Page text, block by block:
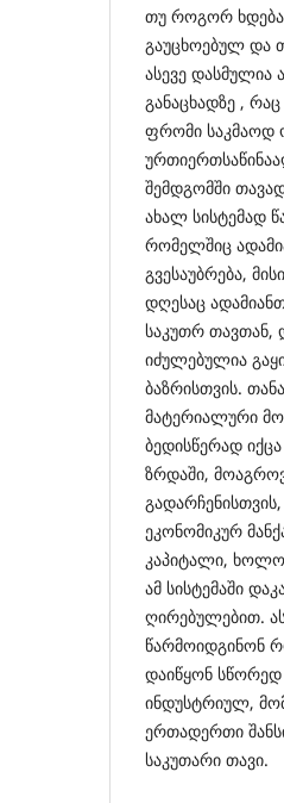
თუ როგორ ხდება
გაუცხოებულ და
ასევე დასმულია
განაცხადზე ,
ფრომი საკმაოდ
შემდგომში
ახალ სისტემად
რომელშიც
გვესაუბრება,
დღესაც
საკუთრ თავთან,
იძულებულია
ბაზრისთვის.
მატერიალური
ბედისწერად
ზრდაში,
ეკონომიკურ
კაპიტალი, ხოლო
ამ სისტემაში
ღირებულებით.
წარმოიდგინონ
დაიწყონ
ინდუსტრიულ,
ერთადერთი
საკუთარი თავი.